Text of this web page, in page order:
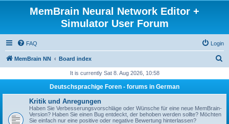
MemBrain Neural Network Editor +
Simulator User Forum
FAQ Login
MemBrain NN Board index
r
It is currently Sat 8. Aug 2026, 10:58
Deutschsprachige Foren - forums in German
Kritik und Anregungen
Haben Sie Verbesserungsvorschläge oder Wünsche für eine neue MemBrain-
Version? Haben Sie einen Bug entdeckt, der behoben werden sollte? Möchten
Sie einfach nur eine positive oder negative Bewertung hinterlassen?